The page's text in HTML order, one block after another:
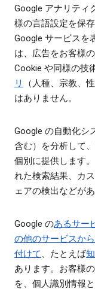
Google アナリティ
様の言語設定を保
Google サービスを
は、広告をお客様
Cookie や同様の技
リ
（人種、宗教、
はありません。
Google の自動化シ
含む）を分析して
個別に提供します
れた検索結果、カ
ェアの検出などがあ
Google のあるサー
の他のサービスか
付けて 、たとえば
あります。お客様
を、個人識別情報